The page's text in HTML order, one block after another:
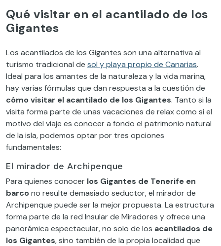
Qué visitar en el acantilado de los
Gigantes
Los acantilados de los Gigantes son una alternativa al
turismo tradicional de sol y playa propio de Canarias.
Ideal para los amantes de la naturaleza y la vida marina,
hay varias fórmulas que dan respuesta a la cuestión de
cómo visitar el acantilado de los Gigantes. Tanto si la
visita forma parte de unas vacaciones de relax como si el
motivo del viaje es conocer a fondo el patrimonio natural
de la isla, podemos optar por tres opciones
fundamentales:
El mirador de Archipenque
Para quienes conocer los Gigantes de Tenerife en
barcono resulte demasiado seductor, el mirador de
Archipenque puede ser la mejor propuesta. La estructura
forma parte de la red Insular de Miradores y ofrece una
panorámica espectacular, no solo de los acantilados de
los Gigantes, sino también de la propia localidad que